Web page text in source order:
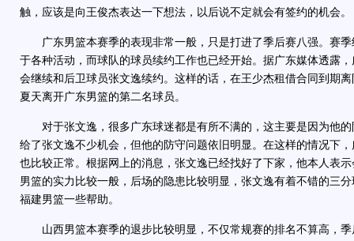
触，应该是向王俊杰表达一下想法，以后说不定就会有签约的机会。
广东男篮本赛季的表现非常一般，只是打进了季后赛八强。赛季
于各种活动，而球队的球员续约工作也已经开始。据广东媒体透露
会继续和后卫球员张文逸续约。这样的话，在王少杰租借合同到期
夏天离开广东男篮的第二名球员。
对于张文逸，很多广东球迷都是有所不满的，这主要是因为他的
给了张文逸不少机会，但他的防守问题依旧明显。在这样的情况下
也比较正常。根据网上的消息，张文逸已经找好了下家，他本人表
男篮的实力比较一般，后场的隐患比较明显，张文逸有着不错的三
福建男篮一些帮助。
山西男篮本赛季的退步比较明显，不仅常规赛的排名不算高，季